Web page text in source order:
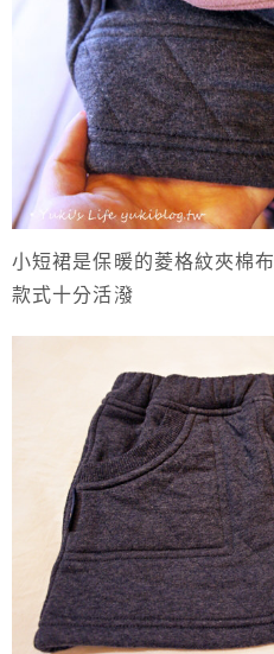
小短裙是保暖的菱格紋夾棉布
款式十分活潑